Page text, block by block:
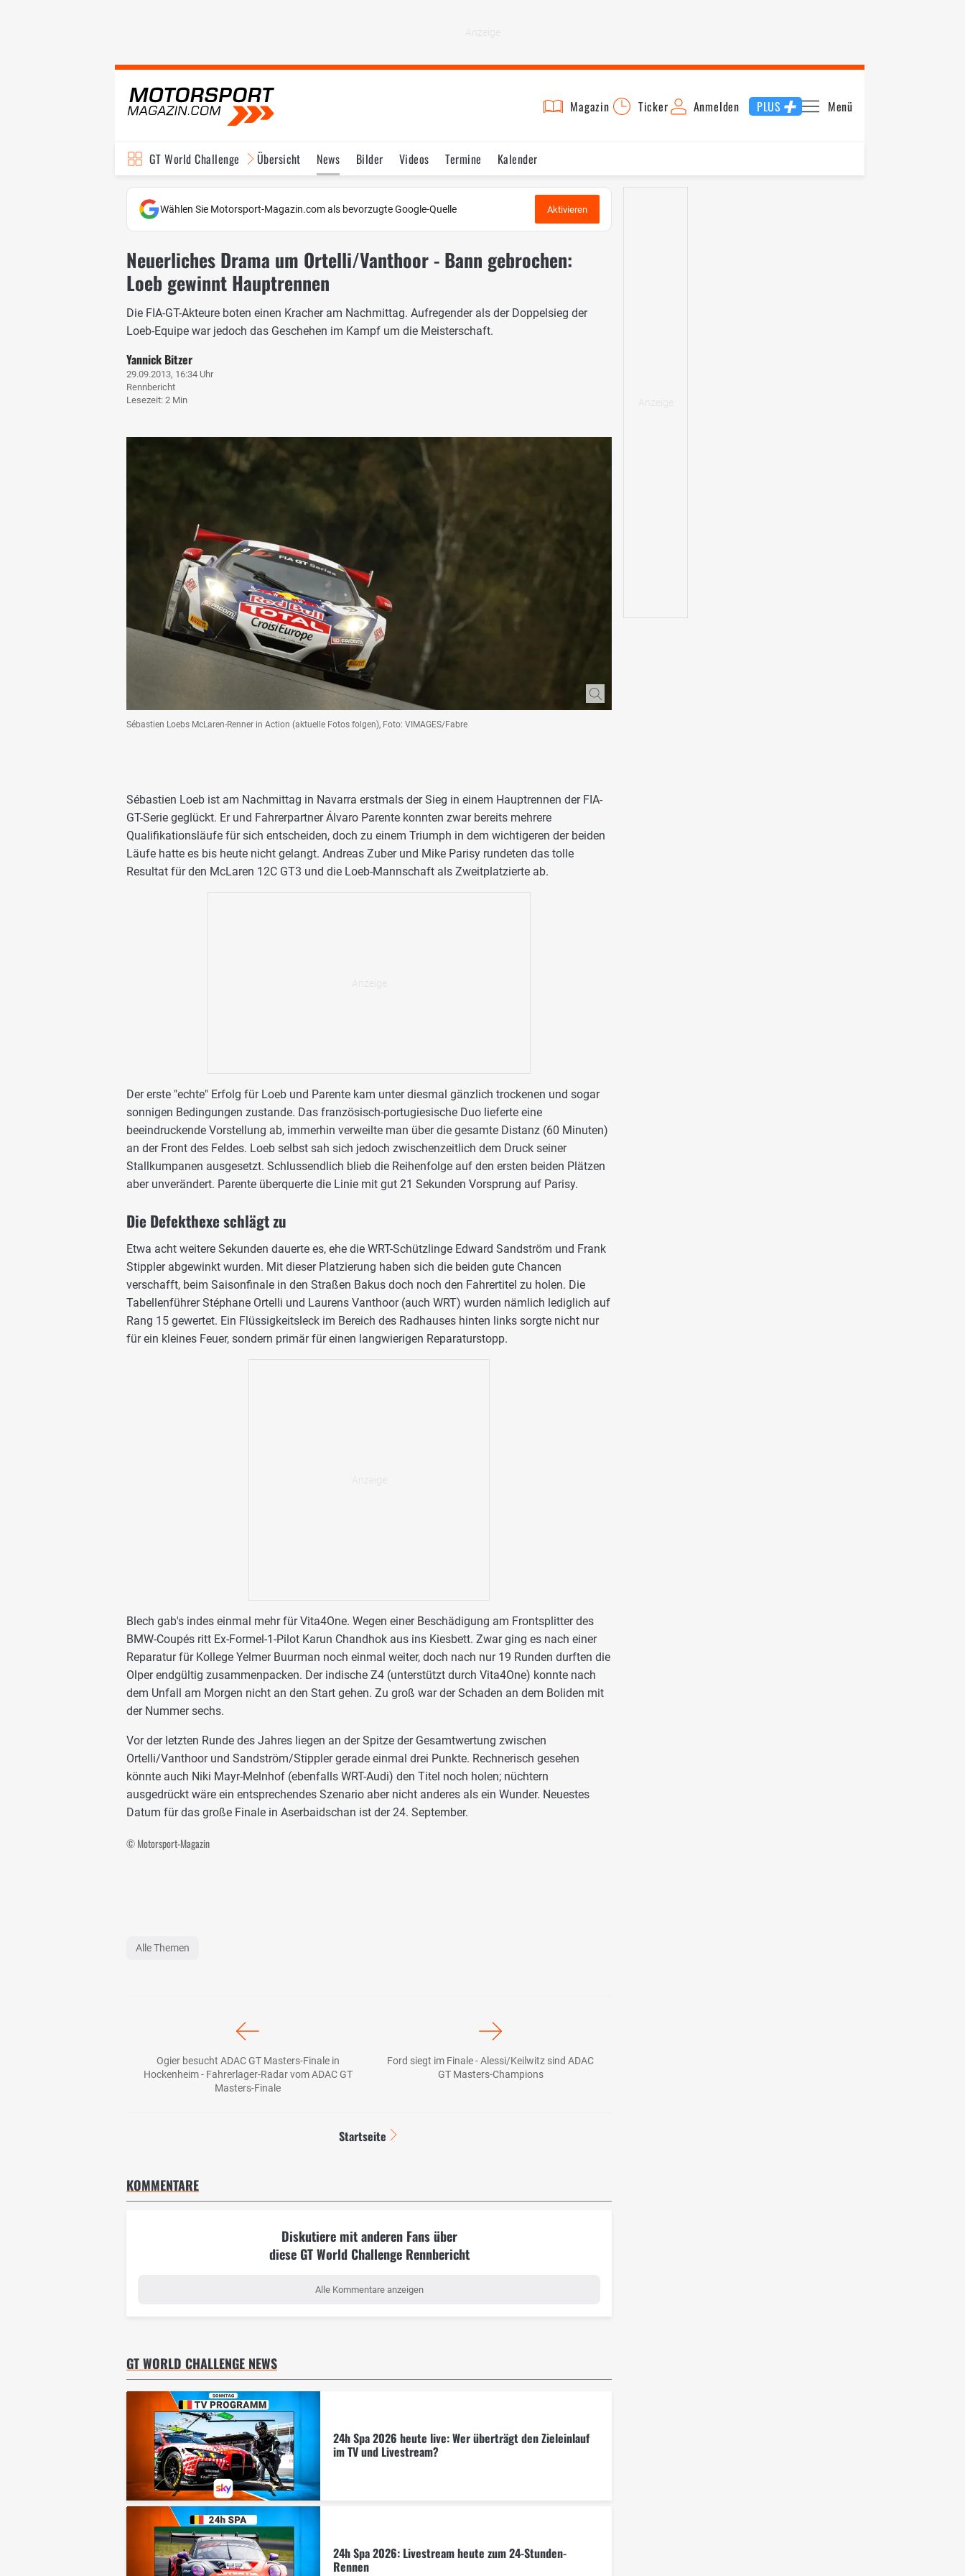
Magazin Ticker Anmelden PLUS Menü
GT World Challenge Übersicht News Bilder Videos Termine Kalender
Wählen Sie Motorsport-Magazin.com als bevorzugte Google-Quelle Aktivieren
Neuerliches Drama um Ortelli/Vanthoor - Bann gebrochen:
Loeb gewinnt Hauptrennen
Die FIA-GT-Akteure boten einen Kracher am Nachmittag. Aufregender als der Doppelsieg der
Loeb-Equipe war jedoch das Geschehen im Kampf um die Meisterschaft.
Yannick Bitzer
29.09.2013, 16:34 Uhr
Rennbericht
Lesezeit: 2 Min
Sébastien Loebs McLaren-Renner in Action (aktuelle Fotos folgen), Foto: VIMAGES/Fabre
Sébastien Loeb ist am Nachmittag in Navarra erstmals der Sieg in einem Hauptrennen der FIA-
GT-Serie geglückt. Er und Fahrerpartner Álvaro Parente konnten zwar bereits mehrere
Qualifikationsläufe für sich entscheiden, doch zu einem Triumph in dem wichtigeren der beiden
Läufe hatte es bis heute nicht gelangt. Andreas Zuber und Mike Parisy rundeten das tolle
Resultat für den McLaren 12C GT3 und die Loeb-Mannschaft als Zweitplatzierte ab.
Der erste "echte" Erfolg für Loeb und Parente kam unter diesmal gänzlich trockenen und sogar
sonnigen Bedingungen zustande. Das französisch-portugiesische Duo lieferte eine
beeindruckende Vorstellung ab, immerhin verweilte man über die gesamte Distanz (60 Minuten)
an der Front des Feldes. Loeb selbst sah sich jedoch zwischenzeitlich dem Druck seiner
Stallkumpanen ausgesetzt. Schlussendlich blieb die Reihenfolge auf den ersten beiden Plätzen
aber unverändert. Parente überquerte die Linie mit gut 21 Sekunden Vorsprung auf Parisy.
Die Defekthexe schlägt zu
Etwa acht weitere Sekunden dauerte es, ehe die WRT-Schützlinge Edward Sandström und Frank
Stippler abgewinkt wurden. Mit dieser Platzierung haben sich die beiden gute Chancen
verschafft, beim Saisonfinale in den Straßen Bakus doch noch den Fahrertitel zu holen. Die
Tabellenführer Stéphane Ortelli und Laurens Vanthoor (auch WRT) wurden nämlich lediglich auf
Rang 15 gewertet. Ein Flüssigkeitsleck im Bereich des Radhauses hinten links sorgte nicht nur
für ein kleines Feuer, sondern primär für einen langwierigen Reparaturstopp.
Blech gab's indes einmal mehr für Vita4One. Wegen einer Beschädigung am Frontsplitter des
BMW-Coupés ritt Ex-Formel-1-Pilot Karun Chandhok aus ins Kiesbett. Zwar ging es nach einer
Reparatur für Kollege Yelmer Buurman noch einmal weiter, doch nach nur 19 Runden durften die
Olper endgültig zusammenpacken. Der indische Z4 (unterstützt durch Vita4One) konnte nach
dem Unfall am Morgen nicht an den Start gehen. Zu groß war der Schaden an dem Boliden mit
der Nummer sechs.
Vor der letzten Runde des Jahres liegen an der Spitze der Gesamtwertung zwischen
Ortelli/Vanthoor und Sandström/Stippler gerade einmal drei Punkte. Rechnerisch gesehen
könnte auch Niki Mayr-Melnhof (ebenfalls WRT-Audi) den Titel noch holen; nüchtern
ausgedrückt wäre ein entsprechendes Szenario aber nicht anderes als ein Wunder. Neuestes
Datum für das große Finale in Aserbaidschan ist der 24. September.
© Motorsport-Magazin
Alle Themen
Ogier besucht ADAC GT Masters-Finale in
Hockenheim - Fahrerlager-Radar vom ADAC GT
Masters-Finale
Ford siegt im Finale - Alessi/Keilwitz sind ADAC
GT Masters-Champions
Startseite
KOMMENTARE
Diskutiere mit anderen Fans über
diese GT World Challenge Rennbericht
Alle Kommentare anzeigen
GT WORLD CHALLENGE NEWS
24h Spa 2026 heute live: Wer überträgt den Zieleinlauf
im TV und Livestream?
24h Spa 2026: Livestream heute zum 24-Stunden-
Rennen